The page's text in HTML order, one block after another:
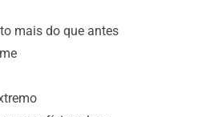
mais do que antes